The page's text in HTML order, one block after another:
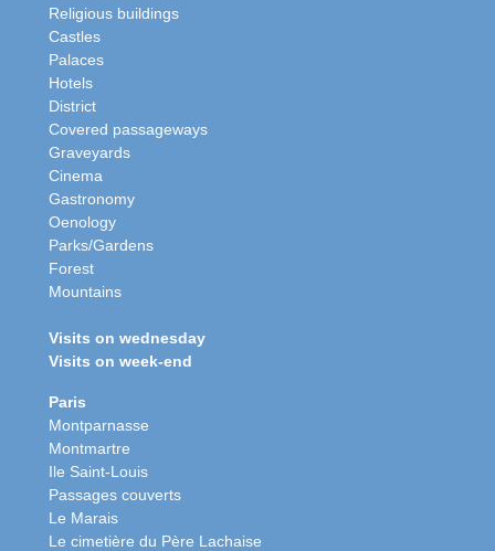
Religious buildings
Castles
Palaces
Hotels
District
Covered passageways
Graveyards
Cinema
Gastronomy
Oenology
Parks/Gardens
Forest
Mountains
Visits on wednesday
Visits on week-end
Paris
Montparnasse
Montmartre
Ile Saint-Louis
Passages couverts
Le Marais
Le cimetière du Père Lachaise